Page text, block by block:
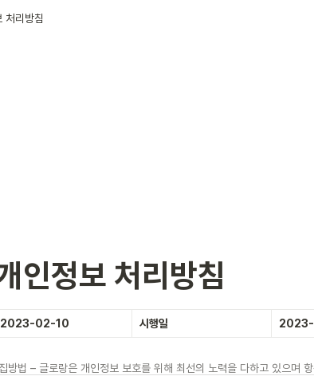
처리방침
인정보 처리방침
2023-02-10 시행일